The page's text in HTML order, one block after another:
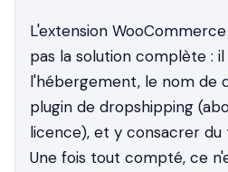
L'extension
pas la solution complète :
l'hébergement, le nom de
plugin de dropshipping
licence), et y consacrer
Une fois tout compté, ce